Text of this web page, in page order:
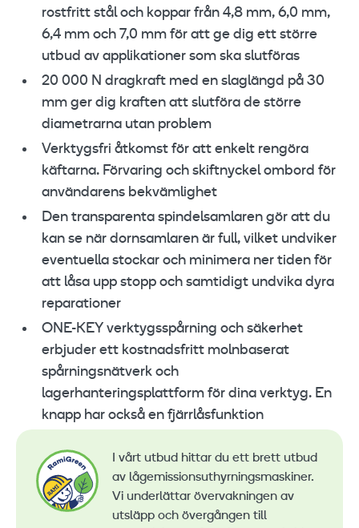
rostfritt stål och koppar från 4,8 mm, 6,0 mm,
6,4 mm och 7,0 mm för att ge dig ett större
utbud av applikationer som ska slutföras
20 000 N dragkraft med en slaglängd på 30
mm ger dig kraften att slutföra de större
diametrarna utan problem
Verktygsfri åtkomst för att enkelt rengöra
käftarna. Förvaring och skiftnyckel ombord för
användarens bekvämlighet
Den transparenta spindelsamlaren gör att du
kan se när dornsamlaren är full, vilket undviker
eventuella stockar och minimera ner tiden för
att låsa upp stopp och samtidigt undvika dyra
reparationer
ONE-KEY verktygsspårning och säkerhet
erbjuder ett kostnadsfritt molnbaserat
spårningsnätverk och
lagerhanteringsplattform för dina verktyg. En
knapp har också en fjärrlåsfunktion
I vårt utbud hittar du ett brett utbud
av lågemissionsuthyrningsmaskiner.
Vi underlättar övervakningen av
utsläpp och övergången till